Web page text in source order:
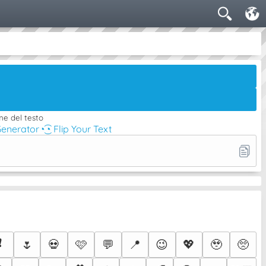
del testo
◔͜͡◔ Flip Your Text
🌷 💀 🩷 💬 📍 😉 💖 🥹
🥺